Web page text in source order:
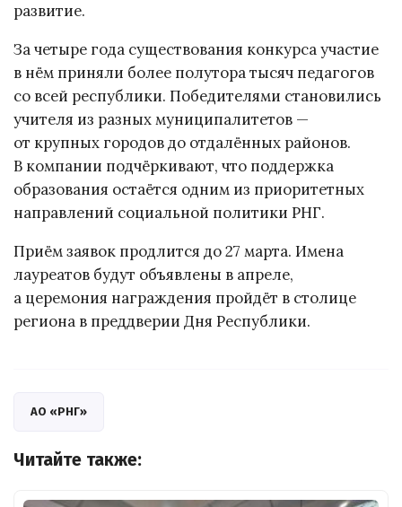
развитие.
За четыре года существования конкурса участие
в нём приняли более полутора тысяч педагогов
со всей республики. Победителями становились
учителя из разных муниципалитетов —
от крупных городов до отдалённых районов.
В компании подчёркивают, что поддержка
образования остаётся одним из приоритетных
направлений социальной политики РНГ.
Приём заявок продлится до 27 марта. Имена
лауреатов будут объявлены в апреле,
а церемония награждения пройдёт в столице
региона в преддверии Дня Республики.
АО «РНГ»
Читайте также: